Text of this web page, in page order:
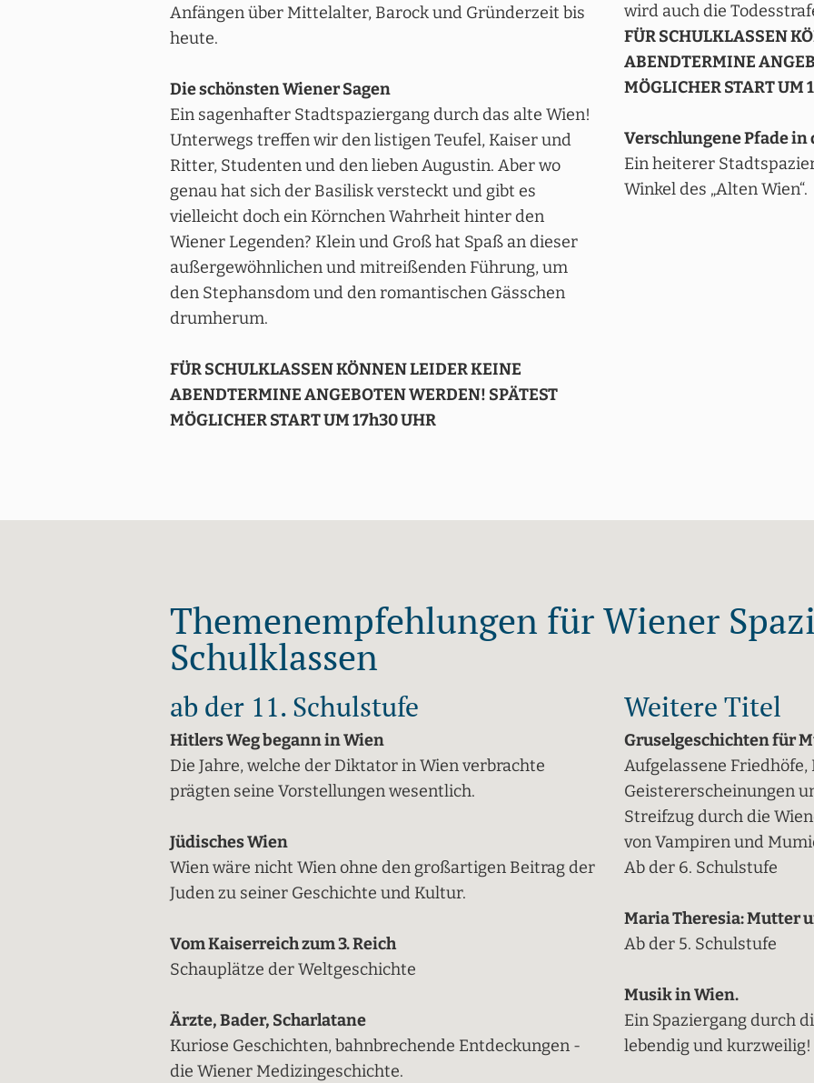
Anfängen über Mittelalter, Barock und Gründerzeit bis
heute.
Die schönsten Wiener Sagen
Ein sagenhafter Stadtspaziergang durch das alte Wien!
Unterwegs treffen wir den listigen Teufel, Kaiser und
Ritter, Studenten und den lieben Augustin. Aber wo
genau hat sich der Basilisk versteckt und gibt es
vielleicht doch ein Körnchen Wahrheit hinter den
Wiener Legenden? Klein und Groß hat Spaß an dieser
außergewöhnlichen und mitreißenden Führung, um
den Stephansdom und den romantischen Gässchen
drumherum.
FÜR SCHULKLASSEN KÖNNEN LEIDER KEINE
ABENDTERMINE ANGEBOTEN WERDEN! SPÄTEST
MÖGLICHER START UM 17h30 UHR
wird auch die
FÜR SCHULKLASSEN
ABENDTERMINE
MÖGLICHER START UM
Verschlungene Pfade
Ein heiterer
Winkel des „Alten Wien“.
Themenempfehlungen für Wiener
Schulklassen
ab der 11. Schulstufe
Hitlers Weg begann in Wien
Die Jahre, welche der Diktator in Wien verbrachte
prägten seine Vorstellungen wesentlich.
Jüdisches Wien
Wien wäre nicht Wien ohne den großartigen Beitrag der
Juden zu seiner Geschichte und Kultur.
Vom Kaiserreich zum 3. Reich
Schauplätze der Weltgeschichte
Ärzte, Bader, Scharlatane
Kuriose Geschichten, bahnbrechende Entdeckungen -
die Wiener Medizingeschichte.
Weitere Titel
Gruselgeschichten für
Aufgelassene
Geistererscheinungen
Streifzug durch die
von Vampiren und
Ab der 6. Schulstufe
Maria Theresia: Mutter
Ab der 5. Schulstufe
Musik in Wien.
Ein Spaziergang durch
lebendig und kurzweilig!